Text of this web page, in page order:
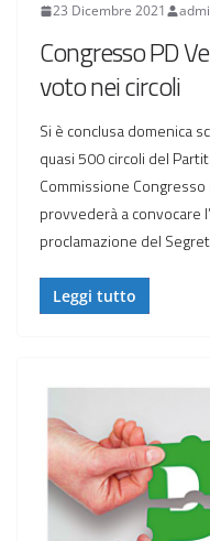
23 Dicembre 2021
Congresso PD
voto nei circoli
Si è conclusa domenica
quasi 500 circoli del
Commissione
provvederà a convocare
proclamazione del
Leggi tutto